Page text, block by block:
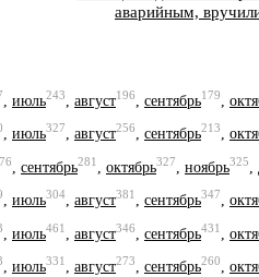
аварийным,
июль243 август196 сентябрь179
, июль327, август256, сентябрь213,
сентябрь281 октябрь327 ноябрь325
, июль304, август381, сентябрь347,
июль461 август346 сентябрь431
, июль331, август273, сентябрь260,